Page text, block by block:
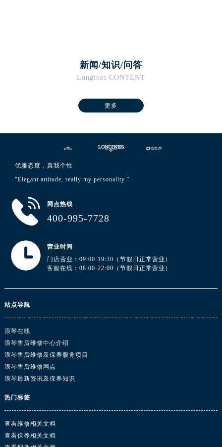
新闻/知识/问答
Longines CONTENT
更多
优雅态度，真我个性
"Elegant attitude, really my personality.”
网点热线
400-995-7728
营业时间
门店营业：09:00-19:30（节假日正常营业）
客服在线：08:00-22:00（节假日正常营业）
站点导航
浪琴在线
浪琴售后维修中心介绍
浪琴售后维修及保养服务项目
浪琴售后维修网点
浪琴最新资讯及保养知识
热门标签
查看维修相关文档
查看保养相关文档